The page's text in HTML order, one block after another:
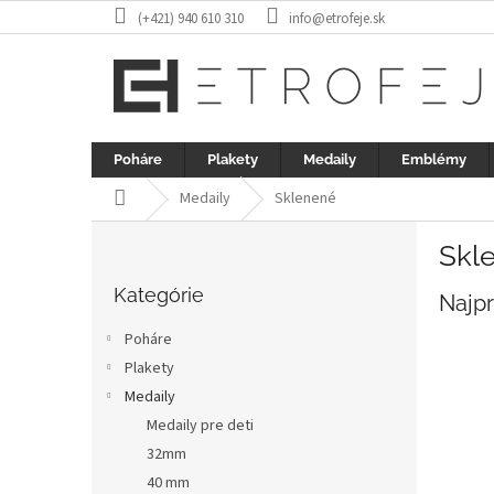
na
(+421) 940 610 310 info@etrofeje.sk
Poháre Plakety Medaily Emblémy
DomovMedaily Sklenené
kategórie
Kategórie
Poháre
Plakety
Medaily
Medaily pre deti
32mm
40 mm